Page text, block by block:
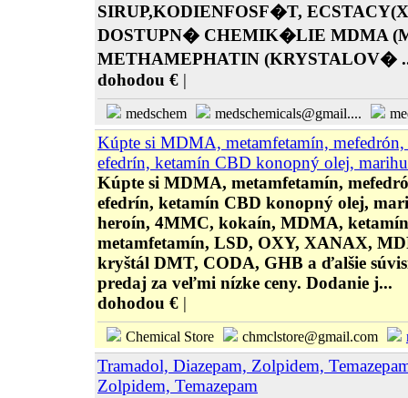
SIRUP,KODIENFOSF�T,
DOSTUPN� CHEMIK�LIE MDMA
METHAMEPHATIN (KRYSTALOV�
dohodou € |
medschem medschemicals@gmail....
Kúpte si MDMA, metamfetamín,
efedrín, ketamín CBD konopný olej,
Kúpte si MDMA, metamfetamín,
efedrín, ketamín CBD konopný olej,
heroín, 4MMC, kokaín, MDMA,
metamfetamín, LSD, OXY, XANAX,
kryštál DMT, CODA, GHB a ďalšie
predaj za veľmi nízke ceny. Dodanie j...
dohodou € |
Chemical Store chmclstore@gmail.com
Tramadol, Diazepam, Zolpidem,
Zolpidem, Temazepam